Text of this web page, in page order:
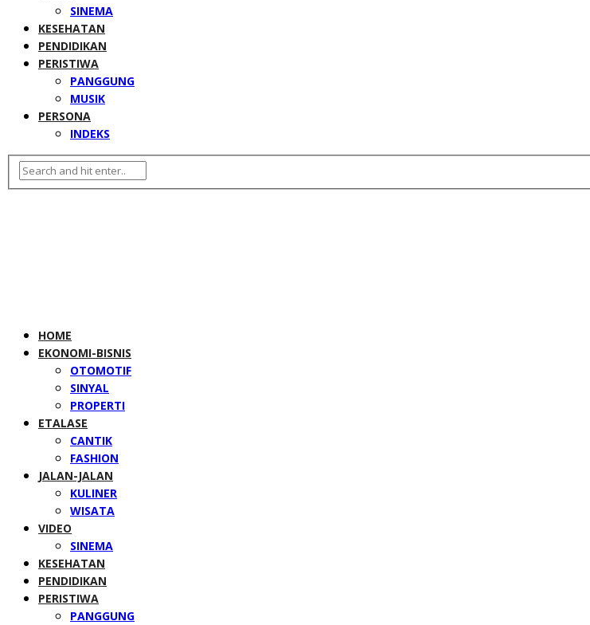
SINEMA
KESEHATAN
PENDIDIKAN
PERISTIWA
PANGGUNG
MUSIK
PERSONA
INDEKS
HOME
EKONOMI-BISNIS
OTOMOTIF
SINYAL
PROPERTI
ETALASE
CANTIK
FASHION
JALAN-JALAN
KULINER
WISATA
VIDEO
SINEMA
KESEHATAN
PENDIDIKAN
PERISTIWA
PANGGUNG